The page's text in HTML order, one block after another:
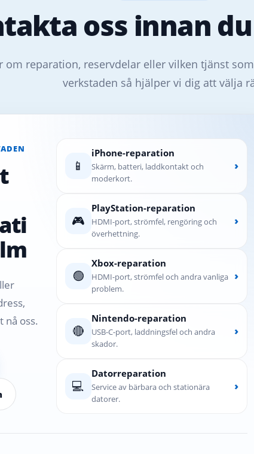
oss innan
om reparation, reservdelar eller vilken tjänst
verkstaden så hjälper vi dig att välja
nå oss.
📱
iPhone-reparation
Skärm, batteri, laddkontakt och
moderkort.
›
🎮
PlayStation-reparation
HDMI-port, strömfel, rengöring och
överhettning.
›
🟢
Xbox-reparation
HDMI-port, strömfel och andra vanliga
problem.
›
🔴
Nintendo-reparation
USB-C-port, laddningsfel och andra
skador.
›
💻
Datorreparation
Service av bärbara och stationära
datorer.
›